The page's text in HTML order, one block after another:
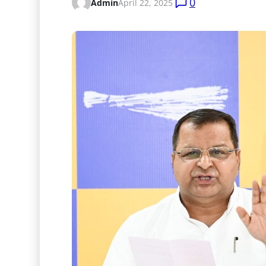
AdminApril 22, 2025